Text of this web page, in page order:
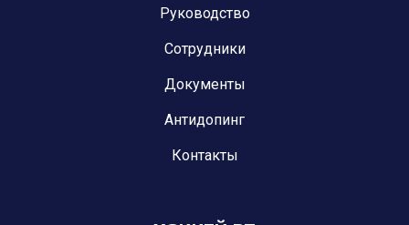
Руководство
Сотрудники
Документы
Антидопинг
Контакты